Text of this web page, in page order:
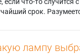
Samsung
Samsung
срок.
лампу